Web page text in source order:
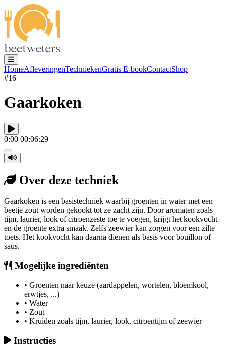
HomeAfleveringenTechniekenGratis E-bookContactShop
#16
Gaarkoken
0:00 00:06:29
Over deze techniek
Gaarkoken is een basistechniek waarbij groenten in water met een
beetje zout worden gekookt tot ze zacht zijn. Door aromaten zoals
tijm, laurier, look of citroenzeste toe te voegen, krijgt het kookvocht
en de groente extra smaak. Zelfs zeewier kan zorgen voor een zilte
toets. Het kookvocht kan daarna dienen als basis voor bouillon of
saus.
Mogelijke ingrediënten
• Groenten naar keuze (aardappelen, wortelen, bloemkool,
erwtjes, ...)
• Water
• Zout
• Kruiden zoals tijm, laurier, look, citroentijm of zeewier
Instructies